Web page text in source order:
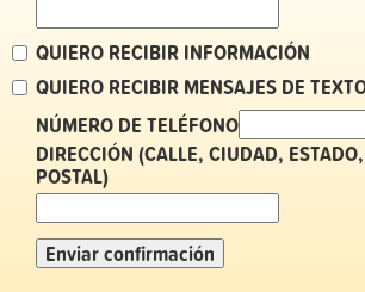
QUIERO RECIBIR INFORMACIÓN
QUIERO RECIBIR MENSAJES DE
NÚMERO DE TELÉFONO
DIRECCIÓN (CALLE, CIUDAD,
POSTAL)